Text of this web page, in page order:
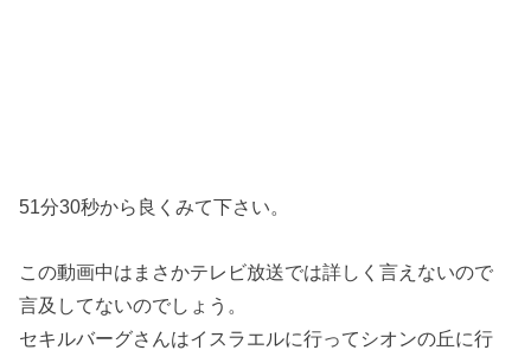
51分30秒から良くみて下さい。
この動画中はまさかテレビ放送では詳しく言えないので
言及してないのでしょう。
セキルバーグさんはイスラエルに行ってシオンの丘に行